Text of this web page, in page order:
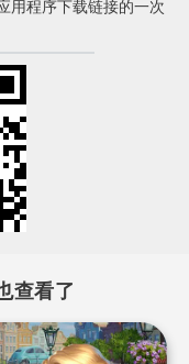
用程序下载链接的一次
查看了